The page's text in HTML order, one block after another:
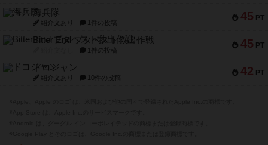
45 PT
海兵隊
紹介文あり 1件の投稿
45 PT
Bitter End ブタペスト救出作戦
1件の投稿
42 PT
ドコジャン
紹介文あり 10件の投稿